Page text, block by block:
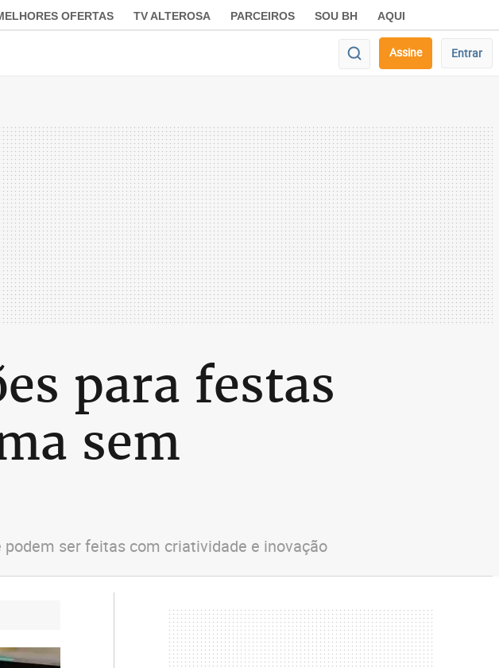
OFERTAS TV ALTEROSA PARCEIROS SOU BH AQUI
Assine Entrar
para festas
sem
ser feitas com criatividade e inovação